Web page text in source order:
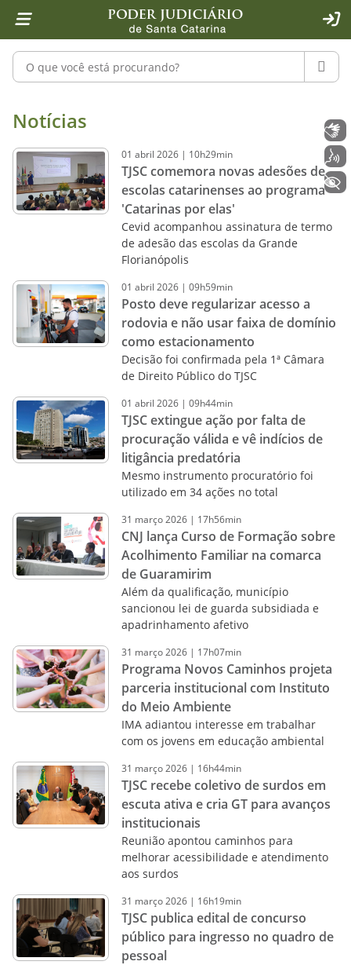
1 Ir para o conteúdo
2 Ir para a ferramenta de acessibilidade - Rybená
4 Ir para o menu principal
5 Ir para a pesquisa
6 Ir para o rodapé
7 Ir para a página inicial
Pesquisar no portal
Notícias - Imprensa - Poder
Notícias
01 abril 2026 | 10h29min
TJSC comemora novas adesões de
escolas catarinenses ao programa
'Catarinas por elas'
Cevid acompanhou assinatura de termo
de adesão das escolas da Grande
Florianópolis
01 abril 2026 | 09h59min
Posto deve regularizar acesso a
rodovia e não usar faixa de domínio
como estacionamento
Decisão foi confirmada pela 1ª Câmara
de Direito Público do TJSC
01 abril 2026 | 09h44min
TJSC extingue ação por falta de
procuração válida e vê indícios de
litigância predatória
Mesmo instrumento procuratório foi
utilizado em 34 ações no total
31 março2026 | 17h56min
CNJ lança Curso de Formação sobre
Acolhimento Familiar na comarca
de Guaramirim
Além da qualificação, município
sancionou lei de guarda subsidiada e
apadrinhamento afetivo
31 março2026 | 17h07min
Programa Novos Caminhos projeta
parceria institucional com Instituto
do Meio Ambiente
IMA adiantou interesse em trabalhar
com os jovens em educação ambiental
31 março2026 | 16h44min
TJSC recebe coletivo de surdos em
escuta ativa e cria GT para avanços
institucionais
Reunião apontou caminhos para
melhorar acessibilidade e atendimento
aos surdos
31 março2026 | 16h19min
TJSC publica edital de concurso
público para ingresso no quadro de
pessoal